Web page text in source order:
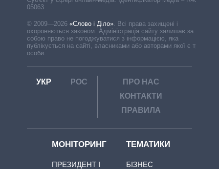
05063
© 2009—2026 «Слово і Діло». Всі права захищені і
охороняються законом. Адміністрація сайту залишає за
собою право не погоджуватися з інформацією, яка
публікується на сайті, власниками або авторами якої є треті
особи.
УКР РОС
ПРО НАС
КОНТАКТИ
ПРАВИЛА
МОНІТОРИНГ
ПРЕЗИДЕНТ І
ТЕМАТИКИ
БІЗНЕС